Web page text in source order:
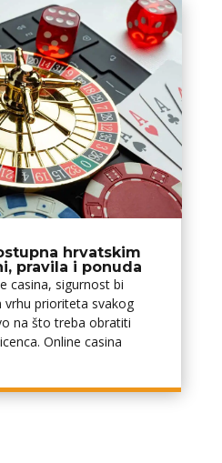
hrvatskim
pravila i ponuda
casina, sigurnost bi
prioriteta svakog
na što treba obratiti
Online casina